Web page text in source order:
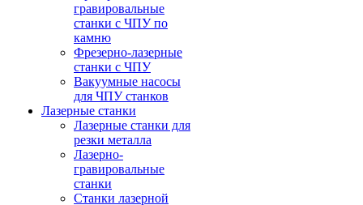
гравировальные
станки с ЧПУ по
камню
Фрезерно-лазерные
станки с ЧПУ
Вакуумные насосы
для ЧПУ станков
Лазерные станки
Лазерные станки для
резки металла
Лазерно-
гравировальные
станки
Станки лазерной